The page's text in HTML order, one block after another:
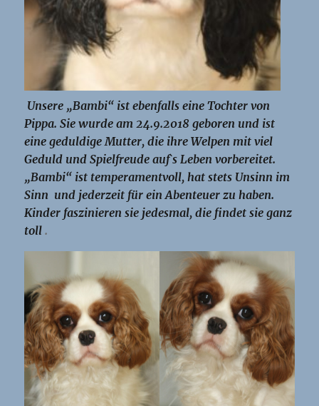
Unsere „Bambi“ ist ebenfalls eine Tochter von
Pippa. Sie wurde am 24.9.2018 geboren und ist
eine geduldige Mutter, die ihre Welpen mit viel
Geduld und Spielfreude auf`s Leben vorbereitet.
„Bambi“ ist temperamentvoll, hat stets Unsinn im
Sinn und jederzeit für ein Abenteuer zu haben.
Kinder faszinieren sie jedesmal, die findet sie ganz
toll .